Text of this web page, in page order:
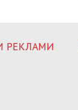
РЕКЛАМИ